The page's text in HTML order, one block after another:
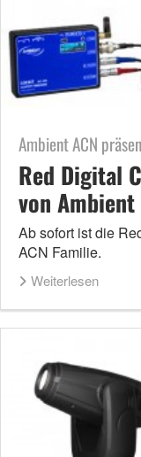
Ambient ACN
Red Digital
von Ambient
Ab sofort ist die
ACN Familie.
Weiterlesen